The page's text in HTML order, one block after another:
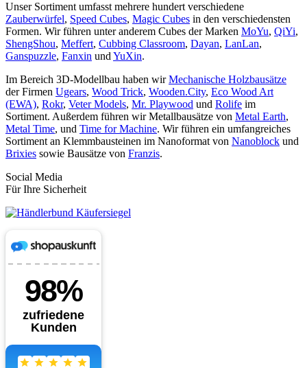
Unser Sortiment umfasst mehrere hundert verschiedene
Zauberwürfel, Speed Cubes, Magic Cubes in den verschiedensten
Formen. Wir führen unter anderem Cubes der Marken MoYu, QiYi,
ShengShou, Meffert, Cubbing Classroom, Dayan, LanLan,
Ganspuzzle, Fanxin und YuXin.
Im Bereich 3D-Modellbau haben wirMechanische Holzbausätze
der Firmen Ugears, Wood Trick, Wooden.City, Eco Wood Art
(EWA), Rokr, Veter Models, Mr. Playwood und Rolife im
Sortiment. Außerdem führen wir Metallbausätze von Metal Earth,
Metal Time, und Time for Machine. Wir führen ein umfangreiches
Sortiment an Klemmbausteinen im Nanoformat von Nanoblock und
Brixies sowie Bausätze von Franzis.
Social Media
Für Ihre Sicherheit